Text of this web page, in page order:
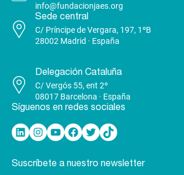
info@fundacionjaes.org
Sede central
C/ Príncipe de Vergara, 197, 1ºB
28002 Madrid · España
Delegación Cataluña
C/ Vergós 55, ent 2º
08017 Barcelona · España
Síguenos en redes sociales
Linkedin Instagram YouTube Facebook Twitter TikTok
Suscríbete a nuestro newsletter